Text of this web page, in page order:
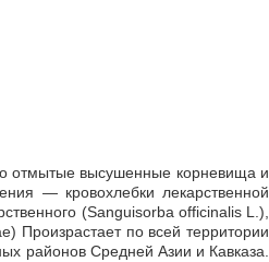
отмытые высушенные корневища и
— кровохлебки лекарственной
(Sanguisorba officinalis L.),
Произрастает по всей территории
районов Средней Азии и Кавказа.